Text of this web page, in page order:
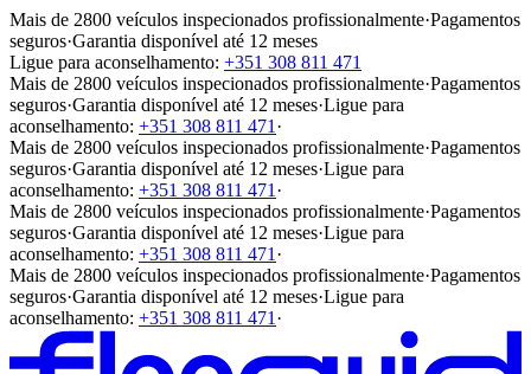
Mais de 2800 veículos inspecionados profissionalmente·Pagamentos
seguros·Garantia disponível até 12 meses
Ligue para aconselhamento: +351 308 811 471
Mais de 2800 veículos inspecionados profissionalmente·Pagamentos
seguros·Garantia disponível até 12 meses·Ligue para
aconselhamento: +351 308 811 471 ·
Mais de 2800 veículos inspecionados profissionalmente·Pagamentos
seguros·Garantia disponível até 12 meses·Ligue para
aconselhamento: +351 308 811 471 ·
Mais de 2800 veículos inspecionados profissionalmente·Pagamentos
seguros·Garantia disponível até 12 meses·Ligue para
aconselhamento: +351 308 811 471 ·
Mais de 2800 veículos inspecionados profissionalmente·Pagamentos
seguros·Garantia disponível até 12 meses·Ligue para
aconselhamento: +351 308 811 471 ·